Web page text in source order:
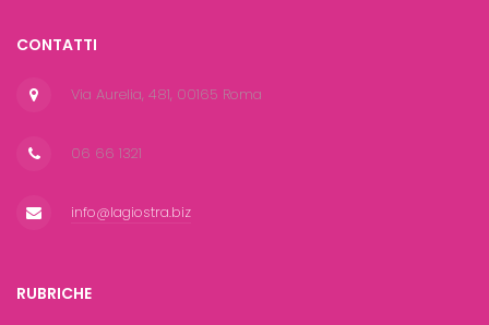
CONTATTI
Via Aurelia, 481, 00165 Roma
06 66 1321
info@lagiostra.biz
RUBRICHE